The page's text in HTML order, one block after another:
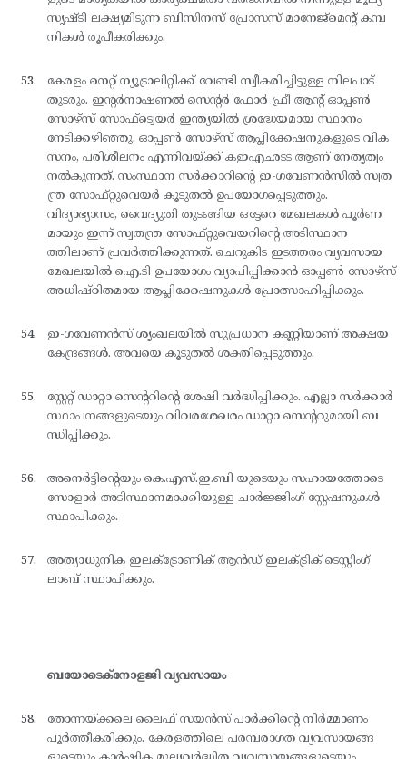
സൃഷ്ടി ലക്ഷ്യമിടുന്ന ബിസിനസ് പ്രോസസ് മാനേജ്മെന്റ് കമ്പ
നികള്‍ രൂപീകരിക്കും.
കേരളം നെറ്റ് ന്യൂട്രാലിറ്റിക്ക് വേണ്ടി സ്വീകരിച്ചിട്ടുള്ള നിലപാട്
തുടരും. ഇന്റര്‍നാഷണല്‍ സെന്റര്‍ ഫോര്‍ ഫ്രീ ആന്റ് ഓപ്പണ്‍
സോഴ്സ് സോഫ്ട്വെയര്‍ ഇന്ത്യയില്‍ ശ്രദ്ധേയമായ സ്ഥാനം
നേടിക്കഴിഞ്ഞു. ഓപ്പണ്‍ സോഴ്സ് ആപ്ലിക്കേഷനുകളുടെ വിക
സനം, പരിശീലനം എന്നിവയ്ക്ക് കഇഎഛടട ആണ് നേതൃത്വം
നല്‍കുന്നത്. സംസ്ഥാന സര്‍ക്കാറിന്റെ ഇ-ഗവേണന്‍സില്‍ സ്വത
ന്ത്ര സോഫ്റ്റുവെയര്‍ കൂടുതല്‍ ഉപയോഗപ്പെടുത്തും.
വിദ്യാഭ്യാസം, വൈദ്യുതി തുടങ്ങിയ ഒട്ടേറെ മേഖലകള്‍ പൂര്‍ണ
മായും ഇന്ന് സ്വതന്ത്ര സോഫ്റ്റുവെയറിന്റെ അടിസ്ഥാന
ത്തിലാണ് പ്രവര്‍ത്തിക്കുന്നത്. ചെറുകിട ഇടത്തരം വ്യവസായ
മേഖലയില്‍ ഐ.ടി ഉപയോഗം വ്യാപിപ്പിക്കാന്‍ ഓപ്പണ്‍ സോഴ്സ്
അധിഷ്ഠിതമായ ആപ്ലിക്കേഷനുകള്‍ പ്രോത്സാഹിപ്പിക്കും.
ഇ-ഗവേണന്‍സ് ശൃംഖലയില്‍ സുപ്രധാന കണ്ണിയാണ് അക്ഷയ
കേന്ദ്രങ്ങള്‍. അവയെ കൂടുതല്‍ ശക്തിപ്പെടുത്തും.
സ്റ്റേറ്റ് ഡാറ്റാ സെന്ററിന്റെ ശേഷി വര്‍ദ്ധിപ്പിക്കും. എല്ലാ സര്‍ക്കാര്‍
സ്ഥാപനങ്ങളുടെയും വിവരശേഖരം ഡാറ്റാ സെന്ററുമായി ബ
ന്ധിപ്പിക്കും.
അനെര്‍ട്ടിന്റെയും കെ.എസ്.ഇ.ബി യുടെയും സഹായത്തോടെ
സോളാര്‍ അടിസ്ഥാനമാക്കിയുള്ള ചാര്‍ജ്ജിംഗ് സ്റ്റേഷനുകള്‍
സ്ഥാപിക്കും.
അത്യാധുനിക ഇലക്ട്രോണിക് ആന്‍ഡ് ഇലക്ട്രിക് ടെസ്റ്റിംഗ്
ലാബ് സ്ഥാപിക്കും.
ബയോടെക്നോളജി വ്യവസായം
തോന്നയ്ക്കലെ ലൈഫ് സയന്‍സ് പാര്‍ക്കിന്റെ നിര്‍മ്മാണം
പൂര്‍ത്തീകരിക്കും. കേരളത്തിലെ പരമ്പരാഗത വ്യവസായങ്ങ